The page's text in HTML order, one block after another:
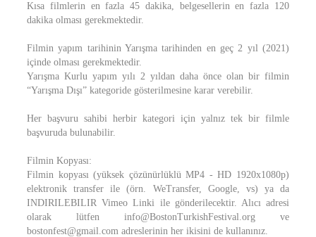
Kısa filmlerin en fazla 45 dakika, belgesellerin en fazla 120
dakika olması gerekmektedir.
Filmin yapım tarihinin Yarışma tarihinden en geç 2 yıl (2021)
içinde olması gerekmektedir.
Yarışma Kurlu yapım yılı 2 yıldan daha önce olan bir filmin
“Yarışma Dışı” kategoride gösterilmesine karar verebilir.
Her başvuru sahibi herbir kategori için yalnız tek bir filmle
başvuruda bulunabilir.
Filmin Kopyası:
Filmin kopyası (yüksek çözünürlüklü MP4 - HD 1920x1080p)
elektronik transfer ile (örn. WeTransfer, Google, vs) ya da
INDIRILEBILIR Vimeo Linki ile gönderilecektir. Alıcı adresi
olarak lütfen info@BostonTurkishFestival.org ve
bostonfest@gmail.com adreslerinin her ikisini de kullanınız.